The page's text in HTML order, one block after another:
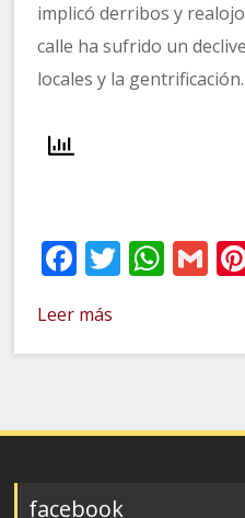
implicó derribos y
calle ha sufrido un
locales y la gentrificación.
Facebook
Twitter
Leer más
facebook